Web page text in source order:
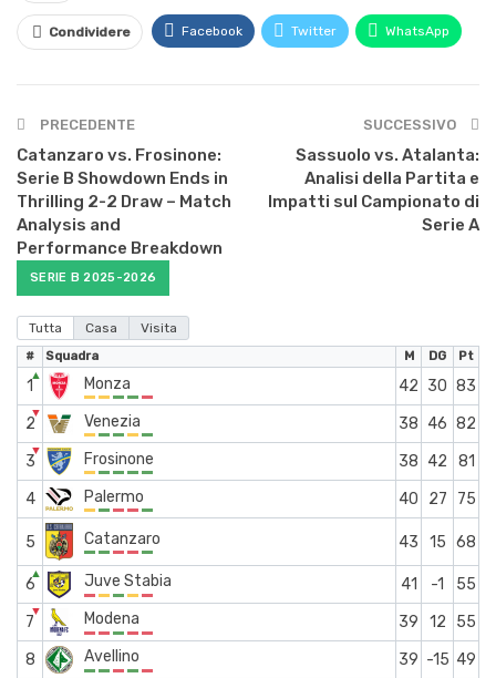
Condividere Facebook Twitter WhatsApp
PRECEDENTE
Catanzaro vs. Frosinone:
Serie B Showdown Ends in
Thrilling 2-2 Draw – Match
Analysis and
Performance Breakdown
SUCCESSIVO
Sassuolo vs. Atalanta:
Analisi della Partita e
Impatti sul Campionato di
Serie A
SERIE B 2025-2026
Tutta Casa Visita
# Squadra M DG Pt
1
▲ Monza 42 30 83
2
▼ Venezia 38 46 82
3
▼ Frosinone 38 42
81
4
Palermo 40 27 75
5 Catanzaro 43 15 68
6
▲ Juve Stabia 41 -1
55
7
▼ Modena 39 12
55
8
Avellino 39 -15 49